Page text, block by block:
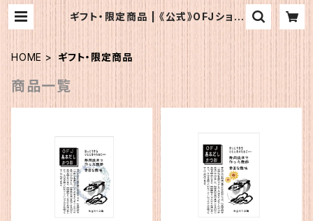
ギフト・限定商品 | 《公式》OFJショッ
HOME ギフト・限定商品
商品一覧